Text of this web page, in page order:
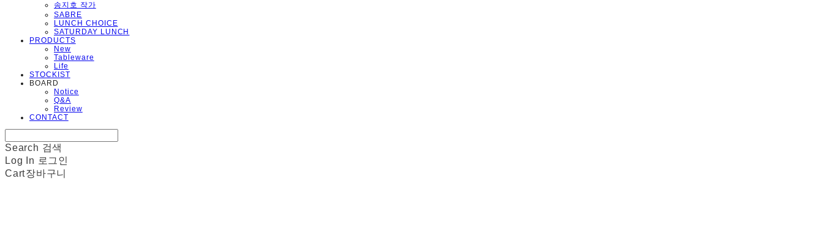
송지호 작가
SABRE
LUNCH CHOICE
SATURDAY LUNCH
PRODUCTS
New
Tableware
Life
STOCKIST
BOARD
Notice
Q&A
Review
CONTACT
Search 검색
Log In 로그인
Cart장바구니